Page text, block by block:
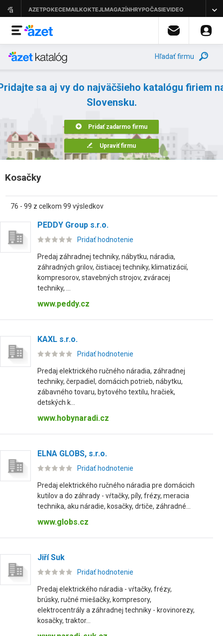
Hľadať firmu
sa aj vy do najväčšieho katalógu firiem
Slovensku.
Pridať zadarmo firmu
Upraviť firmu
Kosačky
76 - 99 z celkom 99 výsledkov
PEDDY Group s.r.o.
Pridať hodnotenie
Predaj záhradnej techniky, nábytku, náradia,
záhradných grilov, čistiacej techniky, klimatizácií,
kompresorov, stavebných strojov, zváracej
techniky, ...
www.peddy.cz
KAXL s.r.o.
Pridať hodnotenie
Predaj elektrického ručného náradia, záhradnej
techniky, čerpadiel, domácich potrieb, nábytku,
zábavného tovaru, bytového textilu, hračiek,
detských k...
www.hobynaradi.cz
ELNA GLOBS, s.r.o.
Pridať hodnotenie
Predaj elektrického ručného náradia pre domácich
kutilov a do záhrady - vŕtačky, píly, frézy, meracia
technika, aku náradie, kosačky, drtiče, záhradné...
www.globs.cz
Jiří Suk
Pridať hodnotenie
Predaj elektrického náradia - vŕtačky, frézy,
brúsky, ručné miešačky, kompresory,
elektrocentrály a záhradnej techniky - krovinorezy,
kosačky, traktor...